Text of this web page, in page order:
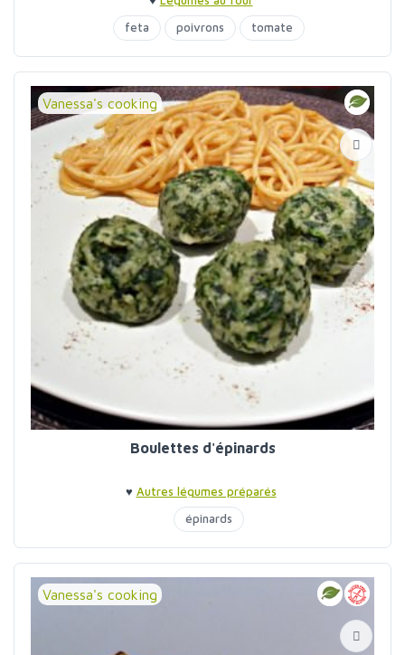
feta
poivrons tomate
Vanessa's cooking
Boulettes d'épinards
♥ Autres légumes préparés
épinards
Vanessa's cooking